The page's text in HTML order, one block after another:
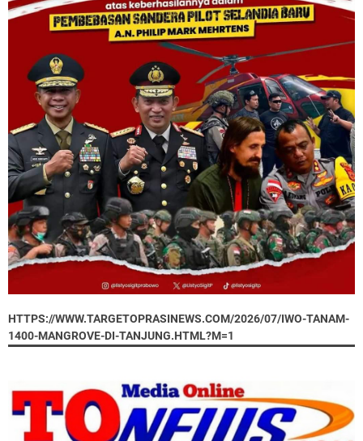
HTTPS://WWW.TARGETOPRASINEWS.COM/2026/07/IWO-TANAM-
1400-MANGROVE-DI-TANJUNG.HTML?M=1